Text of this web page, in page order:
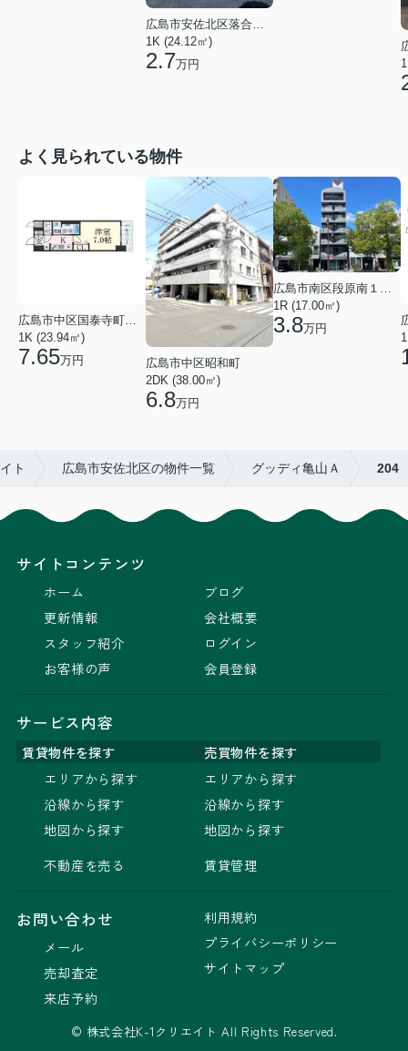
広島市安佐北区落合南３丁目
1K (24.12㎡)
2.7万円
よく見られている物件
広島市中区国泰寺町２丁目
1K (23.94㎡)
7.65万円
広島市中区昭和町
2DK (38.00㎡)
6.8万円
広島市南区段原南１丁目
1R (17.00㎡)
3.8万円
ト 広島市安佐北区の物件一覧 グッディ亀山Ａ 204
サイトコンテンツ
ホーム
更新情報
スタッフ紹介
お客様の声
ブログ
会社概要
ログイン
会員登録
サービス内容
賃貸物件を探す
売買物件を探す
エリアから探す
沿線から探す
地図から探す
不動産を売る
エリアから探す
沿線から探す
地図から探す
賃貸管理
お問い合わせ
メール
売却査定
来店予約
利用規約
プライバシーポリシー
サイトマップ
© 株式会社K-1クリエイト All Rights Reserved.